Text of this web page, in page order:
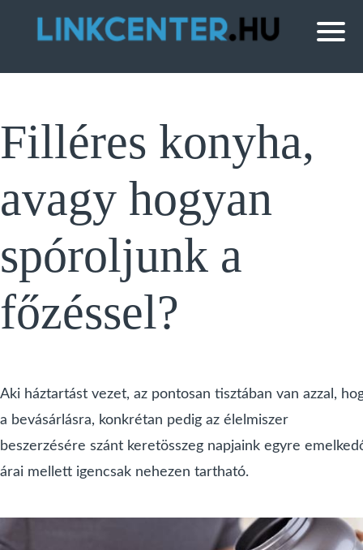
Filléres konyha,
avagy hogyan
spóroljunk a
főzéssel?
Aki háztartást vezet, az pontosan tisztában van azzal,
a bevásárlásra, konkrétan pedig az élelmiszer
beszerzésére szánt keretösszeg napjaink egyre
árai mellett igencsak nehezen tartható.